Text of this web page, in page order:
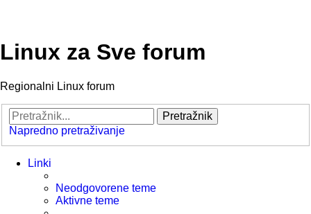
Linux za Sve forum
Regionalni Linux forum
Pretražnik
Napredno pretraživanje
Linki
Neodgovorene teme
Aktivne teme